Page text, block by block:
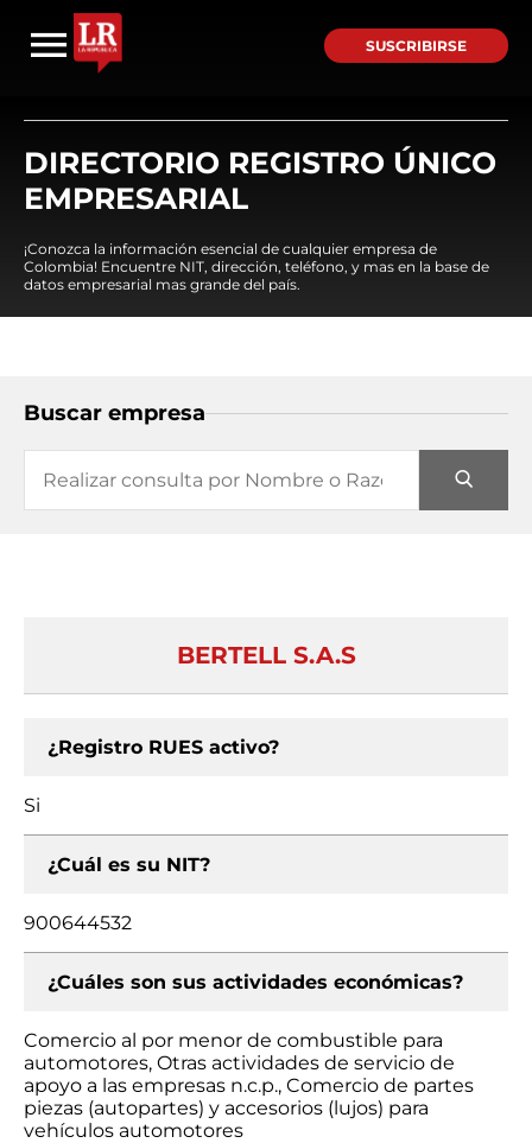
SUSCRIBIRSE
DIRECTORIO REGISTRO ÚNICO
EMPRESARIAL
¡Conozca la información esencial de cualquier empresa de
Colombia! Encuentre NIT, dirección, teléfono, y mas en la base de
datos empresarial mas grande del país.
Buscar empresa
BERTELL S.A.S
¿Registro RUES activo?
Si
¿Cuál es su NIT?
900644532
¿Cuáles son sus actividades económicas?
Comercio al por menor de combustible para
automotores, Otras actividades de servicio de
apoyo a las empresas n.c.p., Comercio de partes
piezas (autopartes) y accesorios (lujos) para
vehículos automotores